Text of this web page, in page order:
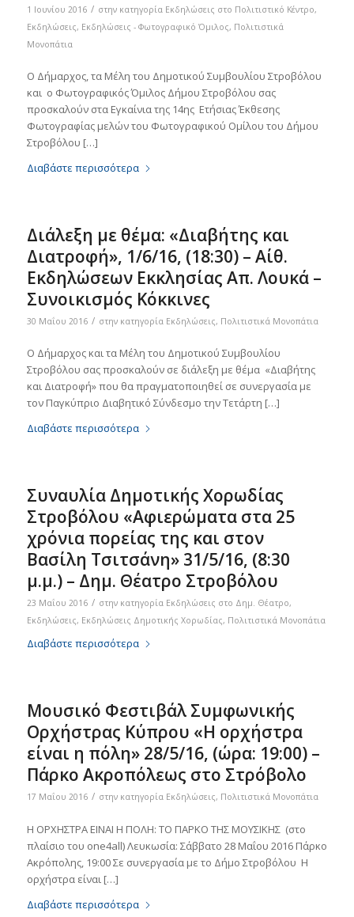
1 Ιουνίου 2016 / στην κατηγορία Eκδηλώσεις στο Πολιτιστικό Κέντρο,
Εκδηλώσεις, Εκδηλώσεις - Φωτογραφικό Όμιλος, Πολιτιστικά
Μονοπάτια
Ο Δήμαρχος, τα Μέλη του Δημοτικού Συμβουλίου Στροβόλου
και ο Φωτογραφικός Όμιλος Δήμου Στροβόλου σας
προσκαλούν στα Εγκαίνια της 14ης Ετήσιας Έκθεσης
Φωτογραφίας μελών του Φωτογραφικού Ομίλου του Δήμου
Στροβόλου […]
Διαβάστε περισσότερα
Διάλεξη με θέμα: «Διαβήτης και
Διατροφή», 1/6/16, (18:30) – Αίθ.
Εκδηλώσεων Εκκλησίας Απ. Λουκά –
Συνοικισμός Κόκκινες
30 Μαΐου 2016 / στην κατηγορία Εκδηλώσεις, Πολιτιστικά Μονοπάτια
Ο Δήμαρχος και τα Μέλη του Δημοτικού Συμβουλίου
Στροβόλου σας προσκαλούν σε διάλεξη με θέμα «Διαβήτης
και Διατροφή» που θα πραγματοποιηθεί σε συνεργασία με
τον Παγκύπριο Διαβητικό Σύνδεσμο την Τετάρτη […]
Διαβάστε περισσότερα
Συναυλία Δημοτικής Χορωδίας
Στροβόλου «Αφιερώματα στα 25
χρόνια πορείας της και στον
Βασίλη Τσιτσάνη» 31/5/16, (8:30
μ.μ.) – Δημ. Θέατρο Στροβόλου
23 Μαΐου 2016 / στην κατηγορία Eκδηλώσεις στο Δημ. Θέατρο,
Εκδηλώσεις, Εκδηλώσεις Δημοτικής Χορωδίας, Πολιτιστικά Μονοπάτια
Διαβάστε περισσότερα
Μουσικό Φεστιβάλ Συμφωνικής
Ορχήστρας Κύπρου «Η ορχήστρα
είναι η πόλη» 28/5/16, (ώρα: 19:00) –
Πάρκο Ακροπόλεως στο Στρόβολο
17 Μαΐου 2016 / στην κατηγορία Εκδηλώσεις, Πολιτιστικά Μονοπάτια
Η ΟΡΧΗΣΤΡΑ ΕΙΝΑΙ Η ΠΟΛΗ: ΤΟ ΠΑΡΚΟ ΤΗΣ ΜΟΥΣΙΚΗΣ (στo
πλαίσιo του one4all) Λευκωσία: Σάββατο 28 Μαΐου 2016 Πάρκο
Ακρόπολης, 19:00 Σε συνεργασία με το Δήμο Στροβόλου Η
ορχήστρα είναι […]
Διαβάστε περισσότερα